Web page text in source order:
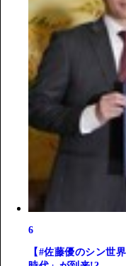
6
【#佐藤優のシン世